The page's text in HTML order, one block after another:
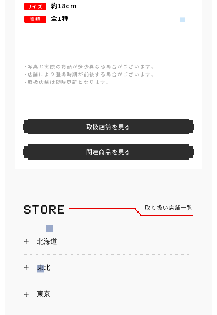
サイズ 約18cm
種類 全1種
・写真と実際の商品が多少異なる場合がございます。
・店舗により登場時期が前後する場合がございます。
・取扱店舗は随時更新となります。
取扱店舗を見る
関連商品を見る
取り扱い店舗一覧
北海道
東北
東京